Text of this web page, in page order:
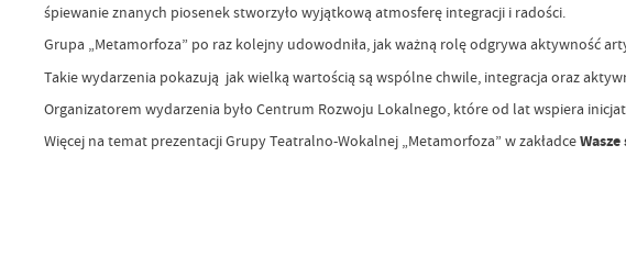
śpiewanie znanych piosenek stworzyło wyjątkową atmosferę integracji i radości.
Grupa „Metamorfoza” po raz kolejny udowodniła, jak ważną rolę odgrywa aktywność
Takie wydarzenia pokazują jak wielką wartością są wspólne chwile, integracja oraz
Organizatorem wydarzenia było Centrum Rozwoju Lokalnego, które od lat wspiera
Więcej na temat prezentacji Grupy Teatralno-Wokalnej „Metamorfoza” w zakładce